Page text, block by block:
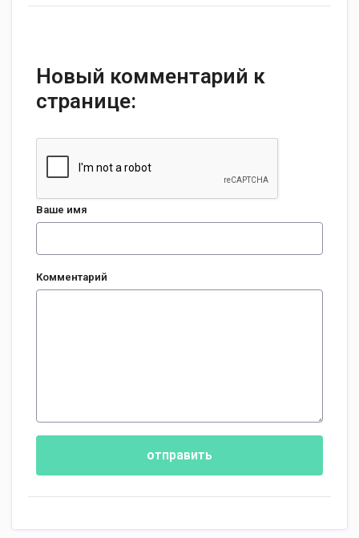
Новый комментарий к
странице:
Ваше имя
Комментарий
отправить